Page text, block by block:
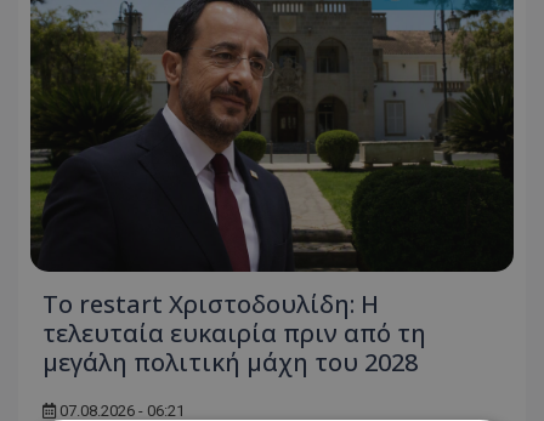
Το restart Χριστοδουλίδη: Η
τελευταία ευκαιρία πριν από τη
μεγάλη πολιτική μάχη του 2028
07.08.2026 - 06:21